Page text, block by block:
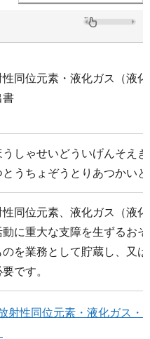
同位元素・液化ガス（液
書
しゃせいどういげんそえ
うちょぞうとりあつかい
同位元素、液化ガス（液
に重大な支障を生ずるお
を業務として貯蔵し、又
です。
射性同位元素・液化ガス・